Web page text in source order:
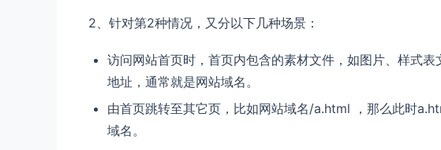
2、针对第2种情况，又分以下几种场景：
访问网站首页时，首页内包含的素材文件，如图片、样式
地址，通常就是网站域名。
由首页跳转至其它页，比如网站域名/a.html ，那么此时
域名。